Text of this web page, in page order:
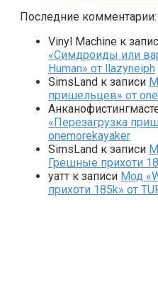
Последние комментарии:
Vinyl Machine к
«Симдроиды или
Human» от llazyneiph
SimsLand к записи
пришельцев» от
«Перезагрузка
onemorekayaker
SimsLand к записи
Грешные прихоти
yaтт к записи Мод
прихоти 185k» от